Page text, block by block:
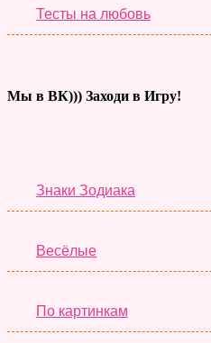
Тесты на любовь
Мы в ВК))) Заходи в Игру!
Знаки Зодиака
Весёлые
По картинкам